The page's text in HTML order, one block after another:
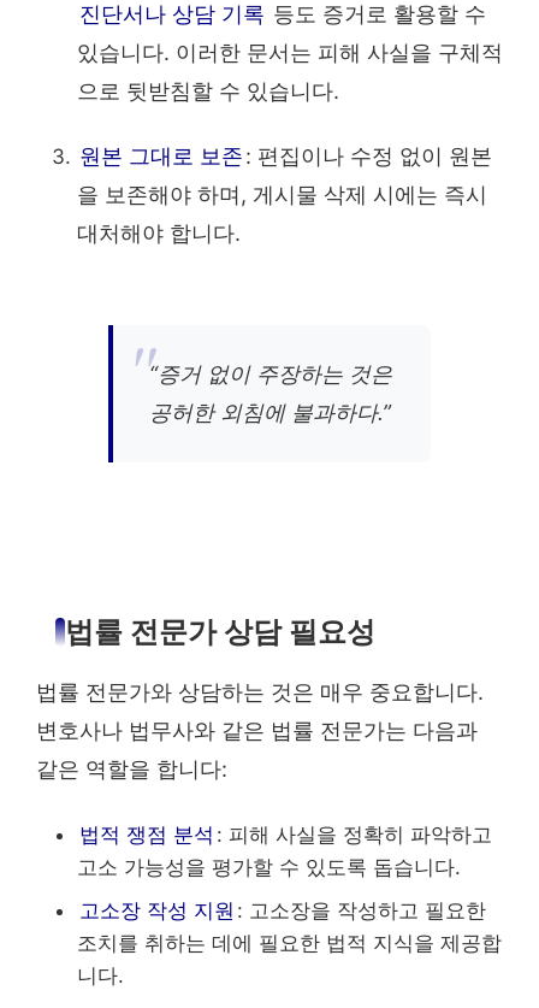
진단서나 상담 기록 등도 증거로 활용할 수
있습니다. 이러한 문서는 피해 사실을 구체적
으로 뒷받침할 수 있습니다.
원본 그대로 보존: 편집이나 수정 없이 원본
을 보존해야 하며, 게시물 삭제 시에는 즉시
대처해야 합니다.
“증거 없이 주장하는 것은
공허한 외침에 불과하다.”
법률 전문가 상담 필요성
법률 전문가와 상담하는 것은 매우 중요합니다.
변호사나 법무사와 같은 법률 전문가는 다음과
같은 역할을 합니다:
법적 쟁점 분석 : 피해 사실을 정확히 파악하고
고소 가능성을 평가할 수 있도록 돕습니다.
고소장 작성 지원 : 고소장을 작성하고 필요한
조치를 취하는 데에 필요한 법적 지식을 제공합
니다.